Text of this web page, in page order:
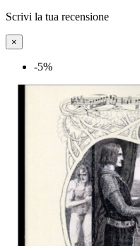
Scrivi la tua recensione
×
-5%